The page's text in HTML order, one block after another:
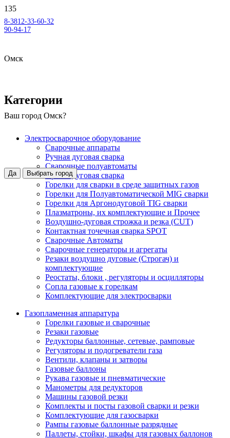
8-3812-33-60-32
90-94-17
Омск
Ваш город Омск?
Да Выбрать город
Категории
Электросварочное оборудование
Сварочные аппараты
Ручная дуговая сварка
Сварочные полуавтоматы
Аргонодуговая сварка
Горелки для сварки в среде защитных газов
Горелки для Полуавтоматической MIG сварки
Горелки для Аргонодуговой TIG сварки
Плазматроны, их комплектующие и Прочее
Воздушно-дуговая строжка и резка (CUT)
Контактная точечная сварка SPOT
Сварочные Автоматы
Сварочные генераторы и агрегаты
Резаки воздушно дуговые (Строгач) и
комплектующие
Реостаты, блоки , регуляторы и осцилляторы
Сопла газовые к горелкам
Комплектующие для электросварки
Газопламенная аппаратура
Горелки газовые и сварочные
Резаки газовые
Редукторы баллонные, сетевые, рамповые
Регуляторы и подогреватели газа
Вентили, клапаны и затворы
Газовые баллоны
Рукава газовые и пневматические
Манометры для редукторов
Машины газовой резки
Комплекты и посты газовой сварки и резки
Комплектующие для газосварки
Рампы газовые баллонные разрядные
Паллеты, стойки, шкафы для газовых баллонов